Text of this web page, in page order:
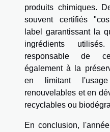
produits chimiques.
souvent certifiés
label garantissant la
ingrédients
responsable de
également à la
en limitant
renouvelables et en
recyclables ou
En conclusion,